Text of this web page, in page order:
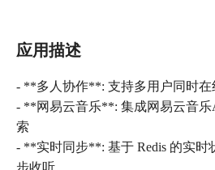
应用描述
- **多人协作**: 支持多用户同时在
- **网易云音乐**: 集成网易云音乐
索
- **实时同步**: 基于 Redis 的实时